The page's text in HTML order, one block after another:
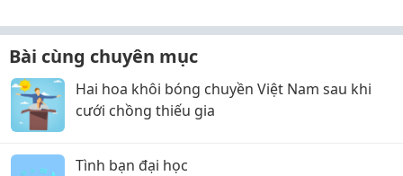
Bài cùng chuyên mục
Hai hoa khôi bóng chuyền Việt Nam sau khi
cưới chồng thiếu gia
Tình bạn đại học